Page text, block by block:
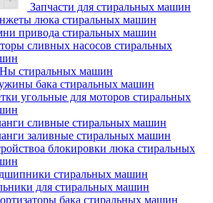
Запчасти для стиральных машин
люка стиральных машин
привода стиральных машин
сливных насосов стиральных
стиральных машин
бака стиральных машин
угольные для моторов стиральных
сливные стиральных машин
заливные стиральных машин
блокировки люка стиральных
стиральных машин
для стиральных машин
бака стиральных машин